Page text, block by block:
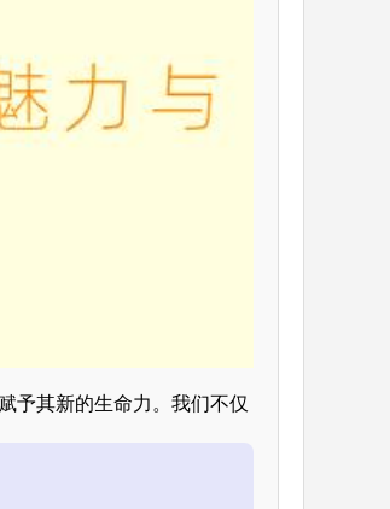
予其新的生命力。我们不仅